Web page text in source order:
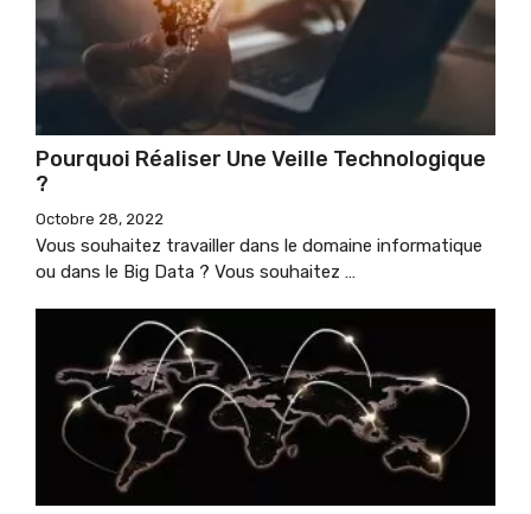
Pourquoi Réaliser Une Veille Technologique
?
Octobre 28, 2022
Vous souhaitez travailler dans le domaine informatique
ou dans le Big Data ? Vous souhaitez …